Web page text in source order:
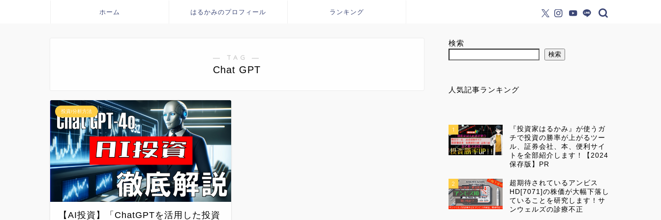
ホーム はるかみのプロフィール ランキング
― TAG ―
Chat GPT
投資/分析方法
【AI投資】「ChatGPTを活用した投資
検索
検索
人気記事ランキング
1
『投資家はるかみ』が使うガ
チで投資の勝率が上がるツー
ル、証券会社、本、便利サイ
トを全部紹介します！【2024
保存版】PR
2
超期待されているアンビス
HD[7071]の株価が大幅下落し
ていることを研究します！サ
ンウェルズの診療不正